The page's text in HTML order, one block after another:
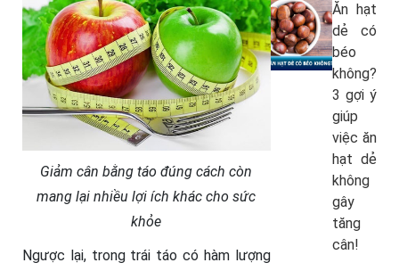
Giảm cân bằng táo đúng cách còn
mang lại nhiều lợi ích khác cho sức
khỏe
Ngược lại, trong trái táo có hàm lượng
Ăn hạt
dẻ có
béo
không?
3 gợi ý
giúp
việc ăn
hạt dẻ
không
gây
tăng
cân!